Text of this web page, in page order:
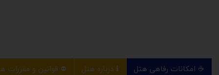
☕️ امکانات رفاهی هتل ℹ️ درباره هتل ⛔️ قوانین و مقررات